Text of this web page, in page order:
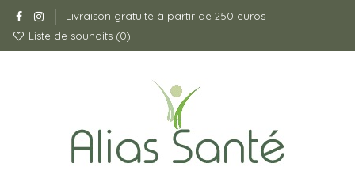
Livraison gratuite à partir de 250 euros
Liste de souhaits (0)